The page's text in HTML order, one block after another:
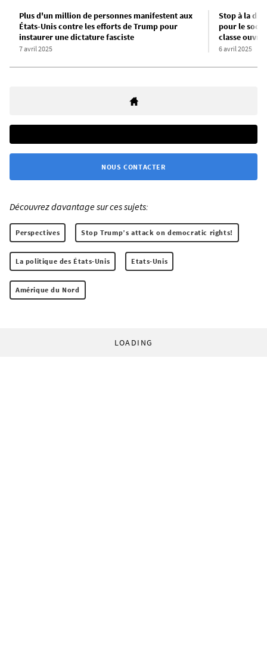
Plus d'un million de personnes manifestent aux
États-Unis contre les efforts de Trump pour
instaurer une dictature fasciste
7 avril 2025
Stop à la
pour le
classe
6 avril 2025
NOUS CONTACTER
Découvrez davantage sur ces sujets:
Perspectives Stop Trump’s attack on democratic rights!
La politique des États-Unis Etats-Unis
Amérique du Nord
LOADING